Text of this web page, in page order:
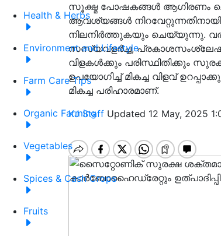
Health & Herbs
Environment and Lifestyle
Farm Care Tips
Organic Farming
Vegetables
Spices & Cash Crops
Fruits
സൂക്ഷ്മ പോഷകങ്ങൾ ആഗിരണം
ആവശ്യങ്ങൾ
നിലനിർത്തുകയും ചെയ്യുന്നു.
സസ്യവളർച്ച,
വിളകൾക്കും പരിസ്ഥിതിക്കും
ഉപയോഗിച്ച് മികച്ച വിളവ്
മികച്ച പരിഹാരമാണ്.
KJ Staff Updated 12 May, 2025